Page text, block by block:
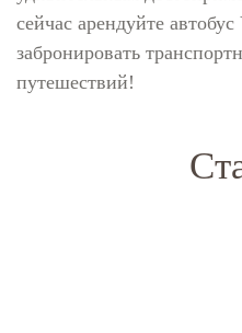
сейчас арендуйте
забронировать
путешествий!